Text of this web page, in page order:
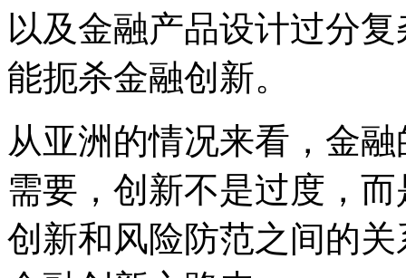
以及金融产品设计过分
能扼杀金融创新。
从亚洲的情况来看，金
需要，创新不是过度，
创新和风险防范之间的